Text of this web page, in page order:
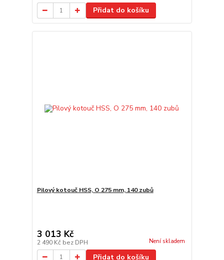
Přidat do košíku
Pilový kotouč HSS, O 275 mm, 140 zubů
3 013 Kč
2 490 Kč bez DPH Není skladem
Přidat do košíku